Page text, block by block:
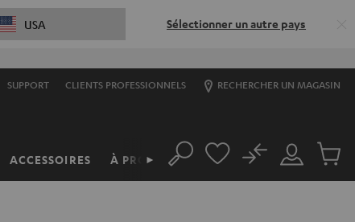
USA Sélectionner un autre pays
SUPPORT CLIENTS PROFESSIONNELS RECHERCHER UN MAGASIN
ACCESSOIRES À PROPOS
► Rechercher
Mon
compte
No